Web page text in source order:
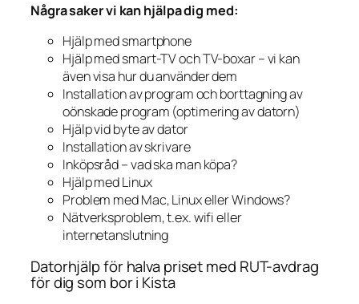
Några saker vi kan hjälpa dig med:
Hjälp med smartphone
Hjälp med smart-TV och TV-boxar – vi kan
även visa hur du använder dem
Installation av program och borttagning av
oönskade program (optimering av datorn)
Hjälp vid byte av dator
Installation av skrivare
Inköpsråd – vad ska man köpa?
Hjälp med Linux
Problem med Mac, Linux eller Windows?
Nätverksproblem, t.ex. wifi eller
internetanslutning
Datorhjälp för halva priset med RUT-avdrag
för dig som bor i Kista